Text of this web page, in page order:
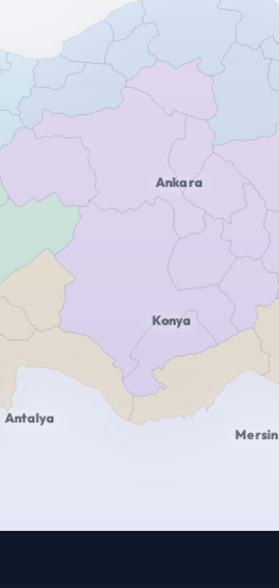
Antalya
Mersin
Ankara
Konya